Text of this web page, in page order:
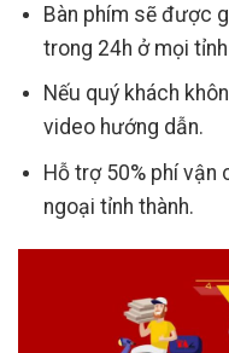
Bàn phím sẽ được
trong 24h ở mọi
Nếu quý khách
video hướng dẫn.
Hỗ trợ 50% phí vận
ngoại tỉnh thành.